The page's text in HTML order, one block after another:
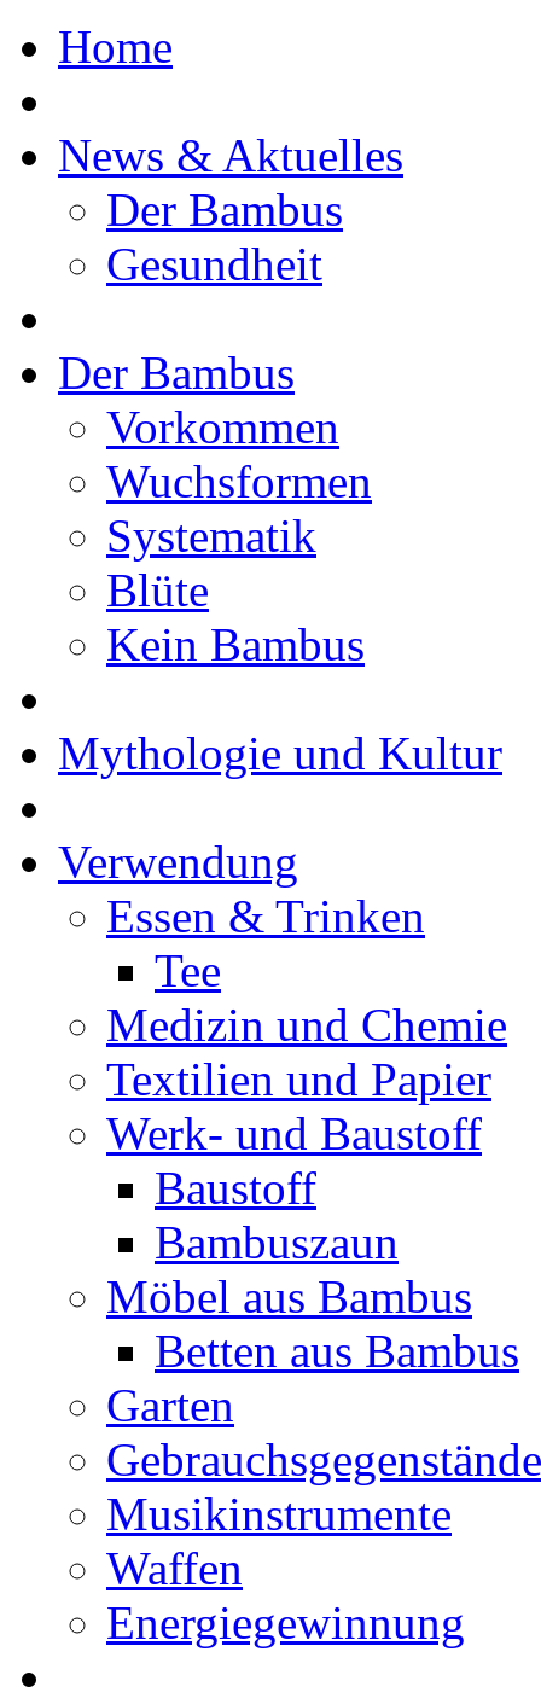
Home
News & Aktuelles
Der Bambus
Gesundheit
Der Bambus
Vorkommen
Wuchsformen
Systematik
Blüte
Kein Bambus
Mythologie und Kultur
Verwendung
Essen & Trinken
Tee
Medizin und Chemie
Textilien und Papier
Werk- und Baustoff
Baustoff
Bambuszaun
Möbel aus Bambus
Betten aus Bambus
Garten
Gebrauchsgegenstände
Musikinstrumente
Waffen
Energiegewinnung